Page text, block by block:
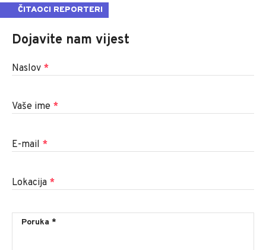
ČITAOCI REPORTERI
Dojavite nam vijest
Naslov *
Vaše ime *
E-mail *
Lokacija *